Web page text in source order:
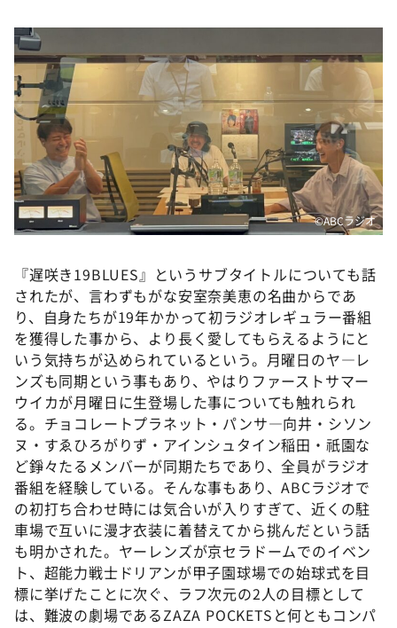
©ABCラジオ
『遅咲き19BLUES』というサブタイトルについても話
されたが、言わずもがな安室奈美恵の名曲からであ
り、自身たちが19年かかって初ラジオレギュラー番組
を獲得した事から、より長く愛してもらえるようにと
いう気持ちが込められているという。月曜日のヤ―レ
ンズも同期という事もあり、やはりファーストサマー
ウイカが月曜日に生登場した事についても触れられ
る。チョコレートプラネット・パンサ―向井・シソン
ヌ・すゑひろがりず・アインシュタイン稲田・祇園な
ど錚々たるメンバーが同期たちであり、全員がラジオ
番組を経験している。そんな事もあり、ABCラジオで
の初打ち合わせ時には気合いが入りすぎて、近くの駐
車場で互いに漫才衣装に着替えてから挑んだという話
も明かされた。ヤーレンズが京セラドームでのイベン
ト、超能力戦士ドリアンが甲子園球場での始球式を目
標に挙げたことに次ぐ、ラフ次元の2人の目標として
は、難波の劇場であるZAZA POCKETSと何ともコンパ